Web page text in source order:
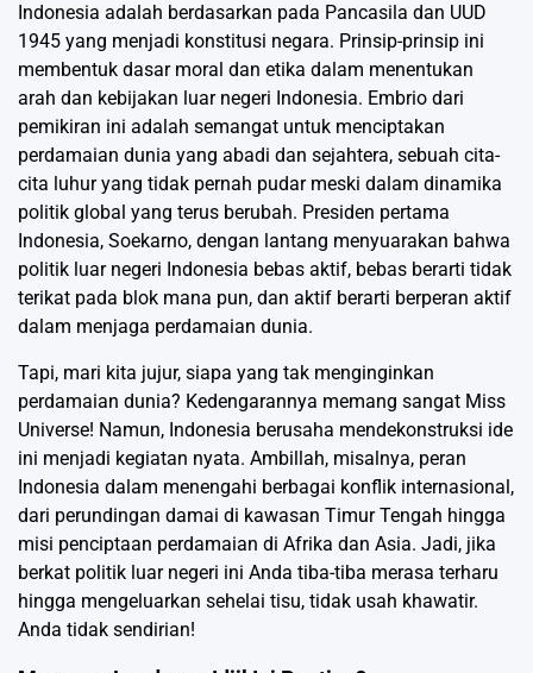
Indonesia adalah berdasarkan pada Pancasila dan UUD
1945 yang menjadi konstitusi negara. Prinsip-prinsip ini
membentuk dasar moral dan etika dalam menentukan
arah dan kebijakan luar negeri Indonesia. Embrio dari
pemikiran ini adalah semangat untuk menciptakan
perdamaian dunia yang abadi dan sejahtera, sebuah cita-
cita luhur yang tidak pernah pudar meski dalam dinamika
politik global yang terus berubah. Presiden pertama
Indonesia, Soekarno, dengan lantang menyuarakan bahwa
politik luar negeri Indonesia bebas aktif, bebas berarti tidak
terikat pada blok mana pun, dan aktif berarti berperan aktif
dalam menjaga perdamaian dunia.
Tapi, mari kita jujur, siapa yang tak menginginkan
perdamaian dunia? Kedengarannya memang sangat Miss
Universe! Namun, Indonesia berusaha mendekonstruksi ide
ini menjadi kegiatan nyata. Ambillah, misalnya, peran
Indonesia dalam menengahi berbagai konflik internasional,
dari perundingan damai di kawasan Timur Tengah hingga
misi penciptaan perdamaian di Afrika dan Asia. Jadi, jika
berkat politik luar negeri ini Anda tiba-tiba merasa terharu
hingga mengeluarkan sehelai tisu, tidak usah khawatir.
Anda tidak sendirian!